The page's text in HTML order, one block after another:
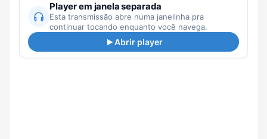
Player em janela separada
Esta transmissão abre numa janelinha pra
continuar tocando enquanto você navega.
Abrir player